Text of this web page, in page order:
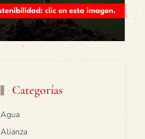
Categorías
Agua
Alianza